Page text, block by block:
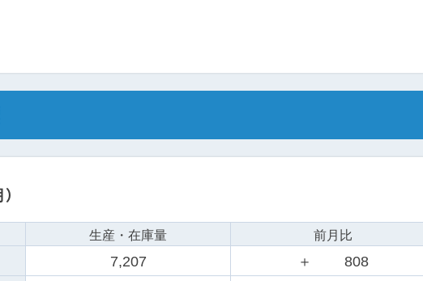
生産・在庫量
前月比
7,207 ＋ 808